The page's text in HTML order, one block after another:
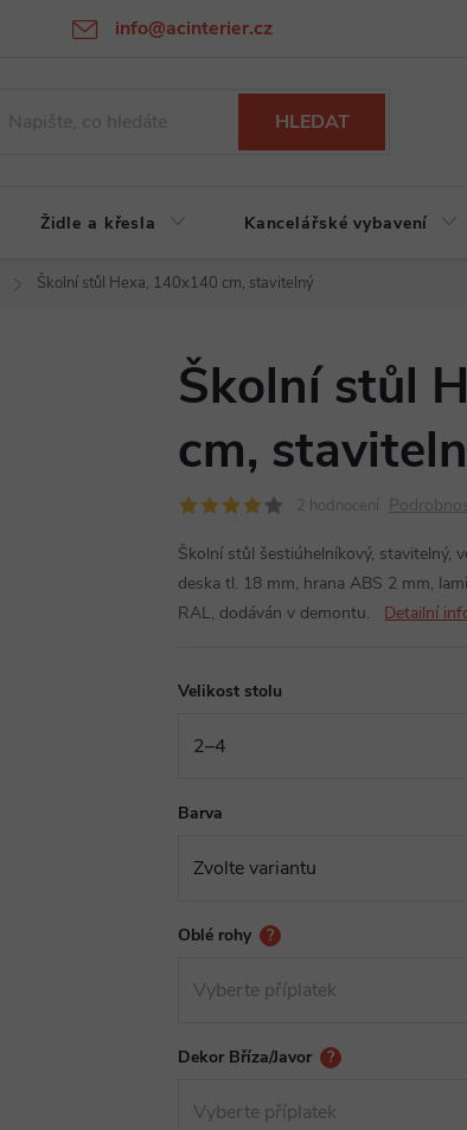
info@acinterier.cz
Ochrana osobních údajů Atypická výroba na zakázku
HLEDAT
Židle a křesla Kancelářské vybavení
Školní stůl Hexa, 140x140 cm, stavitelný
Školní stůl
cm,
2 hodnocení
Školní stůl šestiúhelníkový, stavitelný,
deska tl. 18 mm, hrana ABS 2 mm,
RAL, dodáván v demontu.
Detailní
Velikost stolu
Barva
Oblé rohy ?
Dekor Bříza/Javor ?